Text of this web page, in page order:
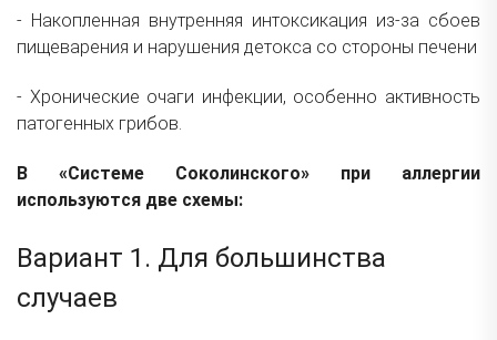
- Накопленная внутренняя интоксикация из-за сбоев
пищеварения и нарушения детокса со стороны печени
- Хронические очаги инфекции, особенно активность
патогенных грибов.
В «Системе Соколинского» при аллергии
используются две схемы:
Вариант 1. Для большинства
случаев